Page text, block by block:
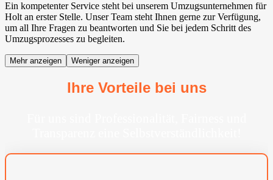
Ein kompetenter Service steht bei unserem Umzugsunternehmen für
Holt an erster Stelle. Unser Team steht Ihnen gerne zur Verfügung,
um all Ihre Fragen zu beantworten und Sie bei jedem Schritt des
Umzugsprozesses zu begleiten.
Mehr anzeigen Weniger anzeigen
Ihre Vorteile bei uns